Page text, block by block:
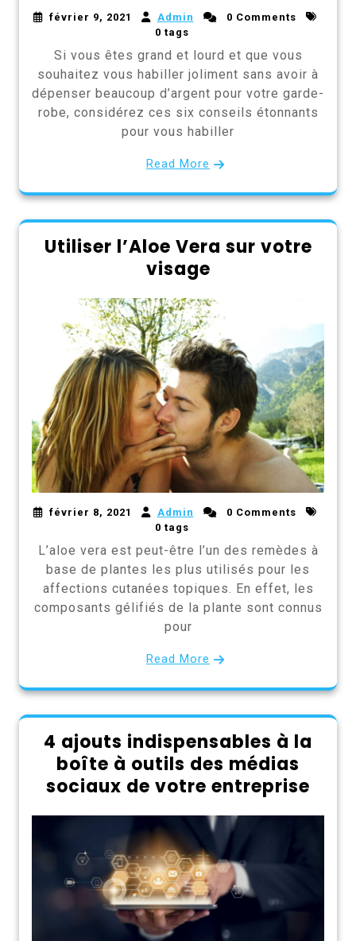
février 9, 2021 Admin
0 Comments
0 tags
Si vous êtes grand et lourd et que vous
souhaitez vous habiller joliment sans avoir à
dépenser beaucoup d’argent pour votre garde-
robe, considérez ces six conseils étonnants
pour vous habiller
Read More
Utiliser l’Aloe Vera sur votre
visage
février 8, 2021 Admin
0 Comments
0 tags
L’aloe vera est peut-être l’un des remèdes à
base de plantes les plus utilisés pour les
affections cutanées topiques. En effet, les
composants gélifiés de la plante sont connus
pour
Read More
4 ajouts indispensables à la
boîte à outils des médias
sociaux de votre entreprise